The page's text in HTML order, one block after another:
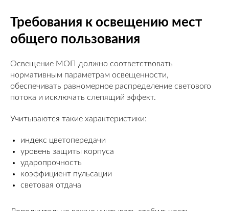
Требования к освещению мест
общего пользования
Освещение МОП должно соответствовать
нормативным параметрам освещенности,
обеспечивать равномерное распределение светового
потока и исключать слепящий эффект.
Учитываются такие характеристики:
индекс цветопередачи
уровень защиты корпуса
ударопрочность
коэффициент пульсации
световая отдача